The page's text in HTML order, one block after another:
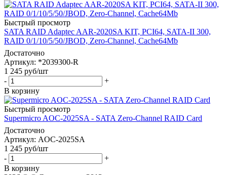
Быстрый просмотр
SATA RAID Adaptec AAR-2020SA KIT, PCI64, SATA-II 300,
RAID 0/1/10/5/50/JBOD, Zero-Channel, Cache64Mb
Достаточно
Артикул: *2039300-R
1 245 руб/шт
-
+
В корзину
Быстрый просмотр
Supermicro AOC-2025SA - SATA Zero-Channel RAID Card
Достаточно
Артикул: AOC-2025SA
1 245 руб/шт
-
+
В корзину